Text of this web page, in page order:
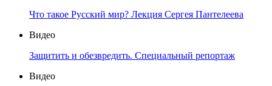
Что такое Русский мир? Лекция Сергея Пантелеева
Видео
Защитить и обезвредить. Специальный репортаж
Видео